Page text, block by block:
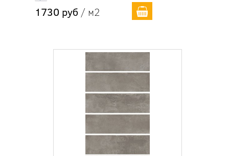
1730 руб / м2